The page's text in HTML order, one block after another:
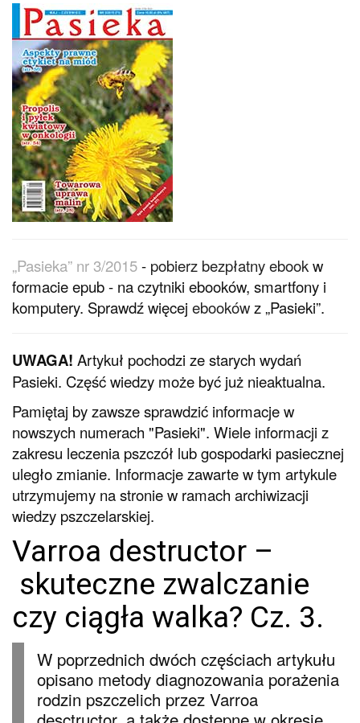
„Pasieka” nr 3/2015- pobierz bezpłatny ebookw
formacie epub - na czytniki ebooków, smartfony i
komputery. Sprawdź więcej ebookówz „Pasieki”.
UWAGA! Artykuł pochodzi ze starych wydań
Pasieki. Część wiedzy może być już nieaktualna.
Pamiętaj by zawsze sprawdzić informacje w
nowszych numerach "Pasieki". Wiele informacji z
zakresu leczenia pszczół lub gospodarki pasiecznej
uległo zmianie. Informacje zawarte w tym artykule
utrzymujemy na stronie w ramach archiwizacji
wiedzy pszczelarskiej.
Varroa destructor –
skuteczne zwalczanie
czy ciągła walka? Cz. 3.
W poprzednich dwóch częściach artykułu
opisano metody diagnozowania porażenia
rodzin pszczelich przez Varroa